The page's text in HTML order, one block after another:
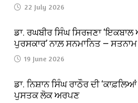
22 July 2026
ਡਾ. ਰਘਬੀਰ ਸਿੰਘ ਸਿਰਜਣਾ
ਪੁਰਸਕਾਰ’ ਨਾਲ਼ ਸਨਮਾਨਿਤ —
19 June 2026
ਡਾ. ਨਿਸ਼ਾਨ ਸਿੰਘ ਰਾਠੌਰ ਦੀ
ਪੁਸਤਕ ਲੋਕ ਅਰਪਣ